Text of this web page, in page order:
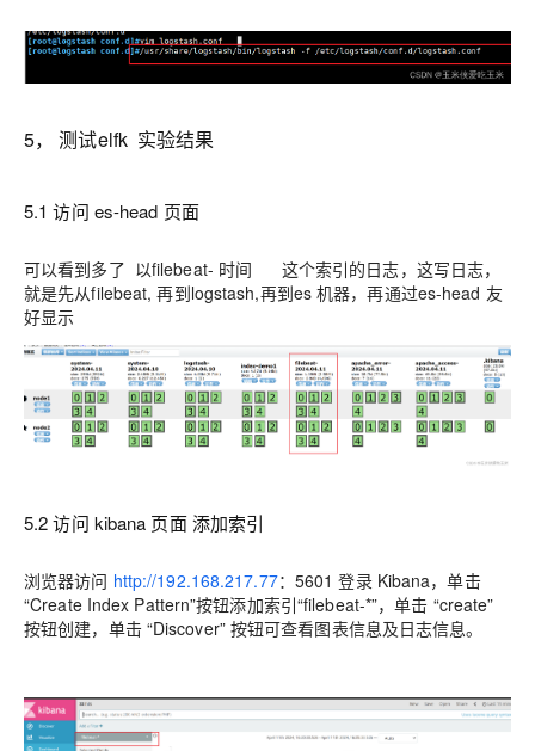
5， 测试elfk 实验结果
5.1 访问 es-head 页面
可以看到多了 以filebeat- 时间 这个索引的日志，这写日志，
就是先从filebeat, 再到logstash,再到es 机器，再通过es-head 友
好显示
5.2 访问 kibana 页面 添加索引
浏览器访问 http://192.168.217.77：5601 登录 Kibana，单击
“Create Index Pattern”按钮添加索引“filebeat-*”，单击 “create”
按钮创建，单击 “Discover” 按钮可查看图表信息及日志信息。